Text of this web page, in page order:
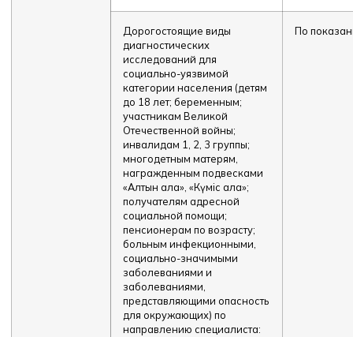
Дорогостоящие виды
диагностических
исследований для
социально-уязвимой
категории населения (детям
до 18 лет; беременным;
участникам Великой
Отечественной войны;
инвалидам 1, 2, 3 группы;
многодетным матерям,
награжденным подвесками
«Алтын алқа», «Күміс алқа»;
получателям адресной
социальной помощи;
пенсионерам по возрасту;
больным инфекционными,
социально-значимыми
заболеваниями и
заболеваниями,
представляющими опасность
для окружающих) по
направлению специалиста:
По